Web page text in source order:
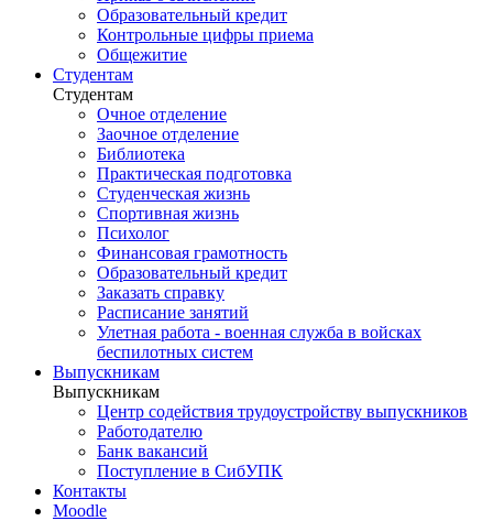
Образовательный кредит
Контрольные цифры приема
Общежитие
Студентам
Студентам
Очное отделение
Заочное отделение
Библиотека
Практическая подготовка
Студенческая жизнь
Спортивная жизнь
Психолог
Финансовая грамотность
Образовательный кредит
Заказать справку
Расписание занятий
Улетная работа - военная служба в войсках
беспилотных систем
Выпускникам
Выпускникам
Центр содействия трудоустройству выпускников
Работодателю
Банк вакансий
Поступление в СибУПК
Контакты
Moodle